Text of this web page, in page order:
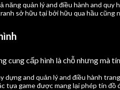
năng quản lý and điều hành and
sở hữu tại bởi hữu qua hầu cũng
cung cấp hình là chỗ nhưng mà
dựng and quản lý and điều hành
tựa game được mang lại phép tín